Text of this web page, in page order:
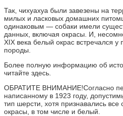
Так, чихуахуа были завезены на
милых и ласковых домашних
одинаковым — собаки имели
данных, включая окрасы. И,
XIX века белый окрас встречался у
породы.
Более полную информацию об
читайте здесь.
ОБРАТИТЕ ВНИМАНИЕ!Согласно
написанному в 1923 году,
тип шерсти, хотя признавались
окрасы, в том числе и белый.